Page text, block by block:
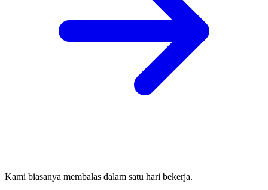
Kami biasanya membalas dalam satu hari bekerja.